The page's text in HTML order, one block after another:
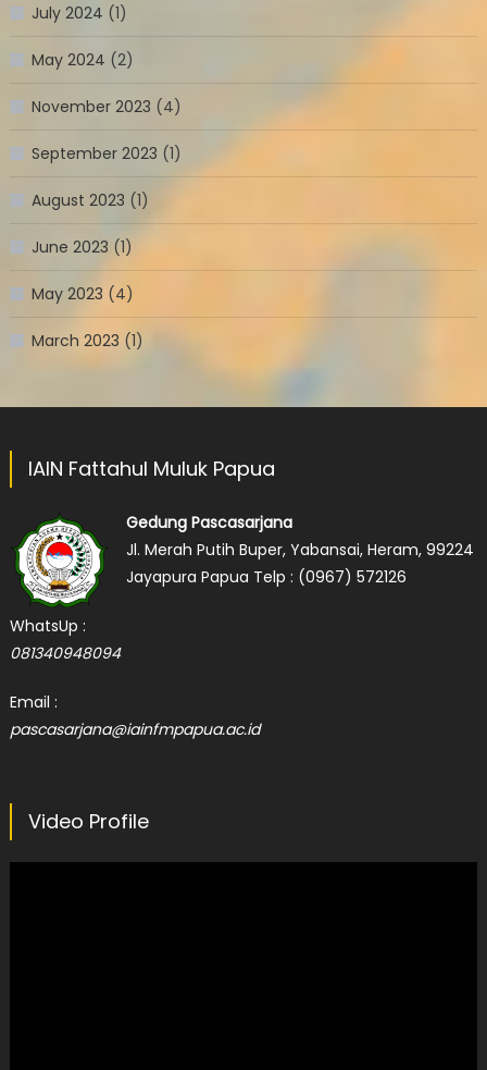
July 2024 (1)
May 2024 (2)
November 2023 (4)
September 2023 (1)
August 2023 (1)
June 2023 (1)
May 2023 (4)
March 2023 (1)
IAIN Fattahul Muluk Papua
Gedung Pascasarjana
Jl. Merah Putih Buper, Yabansai, Heram, 99224
Jayapura Papua Telp : (0967) 572126
WhatsUp :
081340948094
Email :
pascasarjana@iainfmpapua.ac.id
Video Profile